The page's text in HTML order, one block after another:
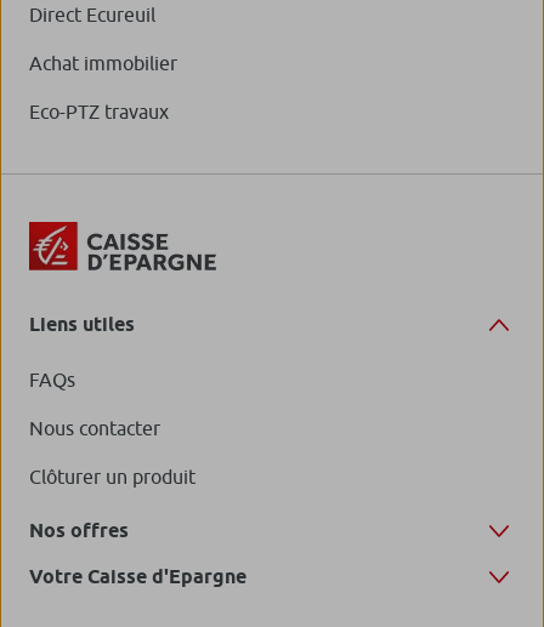
Direct Ecureuil
Achat immobilier
Eco-PTZ travaux
Liens utiles
FAQs
Nous contacter
Clôturer un produit
Nos offres
Votre Caisse d'Epargne